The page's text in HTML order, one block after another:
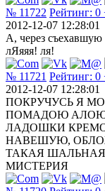
№ 11722 Рейтинг: 0
2012-12-07 12:28:01
А, через
лЯяяя! ля!
№ 11721 Рейтинг: 0
2012-12-07 12:28:01
ПОКРУЧУСЬ Я
ПОМАДОЮ
ЛАДОШКИ
НАВЕШУЮ,
ТАКАЯ
МИСТЕРИЯ